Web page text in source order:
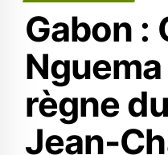
Gabon :
règne
Jean-